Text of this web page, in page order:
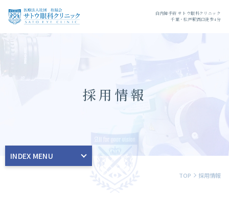
白内障手術 サトウ眼科クリニック
千葉・松戸駅西口徒歩4分
採用情報
INDEX MENU
TOP 採用情報